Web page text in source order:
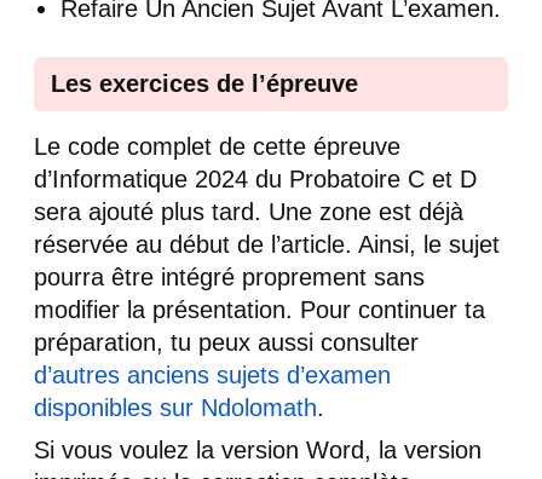
Refaire Un Ancien Sujet Avant L’examen.
Les exercices de l’épreuve
Le code complet de cette épreuve
d’Informatique 2024 du Probatoire C et D
sera ajouté plus tard. Une zone est déjà
réservée au début de l’article. Ainsi, le sujet
pourra être intégré proprement sans
modifier la présentation. Pour continuer ta
préparation, tu peux aussi consulter
d’autres anciens sujets d’examen
disponibles sur Ndolomath.
Si vous voulez la version Word, la version